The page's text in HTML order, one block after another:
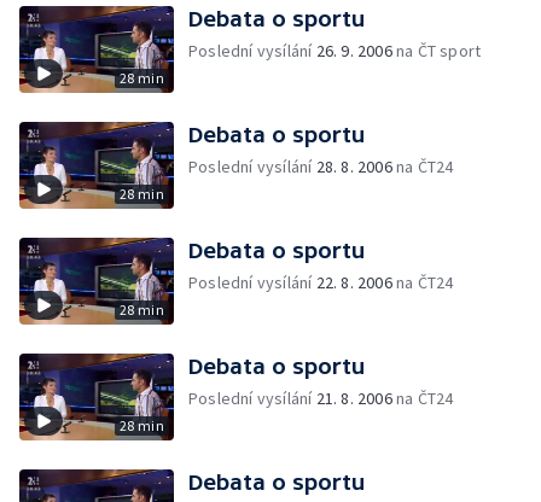
28 min
Debata o sportu
Poslední vysílání 26. 9. 2006na ČT sport
28 min
Debata o sportu
Poslední vysílání 28. 8. 2006na ČT24
28 min
Debata o sportu
Poslední vysílání 22. 8. 2006na ČT24
28 min
Debata o sportu
Poslední vysílání 21. 8. 2006na ČT24
Debata o sportu